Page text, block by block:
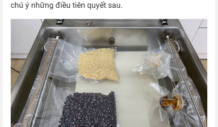
chú ý những điều tiên quyết sau.